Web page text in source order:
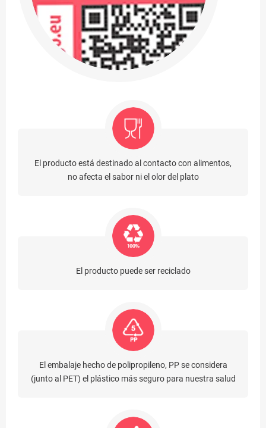
El producto está destinado al contacto con alimentos,
no afecta el sabor ni el olor del plato
El producto puede ser reciclado
El embalaje hecho de polipropileno, PP se considera
(junto al PET) el plástico más seguro para nuestra salud